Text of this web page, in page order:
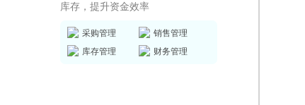
库存，提升资金效率
采购管理
销售管理
库存管理
财务管理